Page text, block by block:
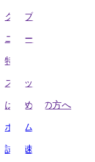
クラブ
ニュース
特集
スタッツ
はじめての方へ
ホーム
試合速報